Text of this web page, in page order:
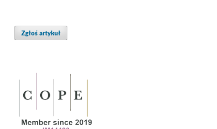
Zgłoś artykuł